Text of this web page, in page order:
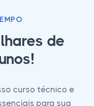
de
curso técnico e
para sua